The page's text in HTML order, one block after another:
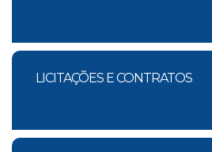
LICITAÇÕES E CONTRATOS